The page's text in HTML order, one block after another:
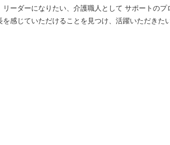
ーダーになりたい、介護職人として サポートのプ
感じていただけることを見つけ、活躍いただきた